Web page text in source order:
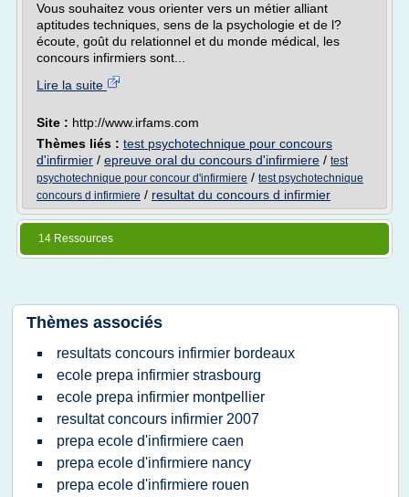
Vous souhaitez vous orienter vers un métier alliant
aptitudes techniques, sens de la psychologie et de l?
écoute, goût du relationnel et du monde médical, les
concours infirmiers sont...
Lire la suite
Site : http://www.irfams.com
Thèmes liés : test psychotechnique pour concours
d'infirmier / epreuve oral du concours d'infirmiere / test
psychotechnique pour concour d'infirmiere / test psychotechnique
concours d infirmiere / resultat du concours d infirmier
14 Ressources
Thèmes associés
resultats concours infirmier bordeaux
ecole prepa infirmier strasbourg
ecole prepa infirmier montpellier
resultat concours infirmier 2007
prepa ecole d'infirmiere caen
prepa ecole d'infirmiere nancy
prepa ecole d'infirmiere rouen